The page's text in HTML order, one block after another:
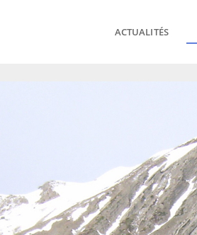
ACTUALITÉS